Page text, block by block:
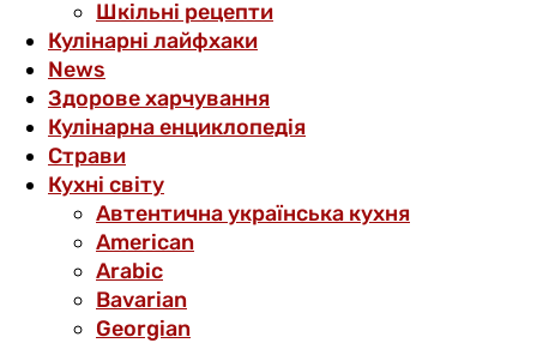
Шкільні рецепти
Кулінарні лайфхаки
News
Здорове харчування
Кулінарна енциклопедія
Страви
Кухні світу
Автентична українська кухня
American
Arabic
Bavarian
Georgian